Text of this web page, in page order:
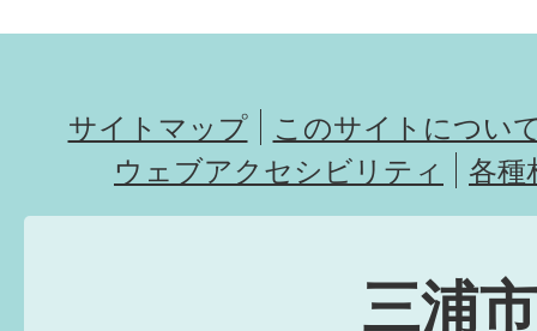
サイトマップ
このサイトについ
ウェブアクセシビリティ
各種
三浦市